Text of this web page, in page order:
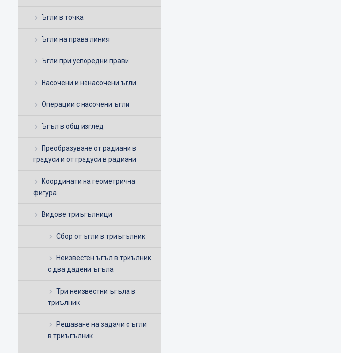
Ъгли в точка
Ъгли на права линия
Ъгли при успоредни прави
Насочени и ненасочени ъгли
Операции с насочени ъгли
Ъгъл в общ изглед
Преобразуване от радиани в
градуси и от градуси в радиани
Координати на геометрична
фигура
Видове триъгълници
Сбор от ъгли в триъгълник
Неизвестен ъгъл в триълник
с два дадени ъгъла
Три неизвестни ъгъла в
триълник
Решаване на задачи с ъгли
в триъгълник